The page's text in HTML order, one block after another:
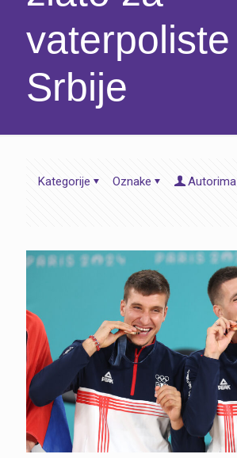
vaterpoliste
Srbije
Kategorije Oznake
Autorima